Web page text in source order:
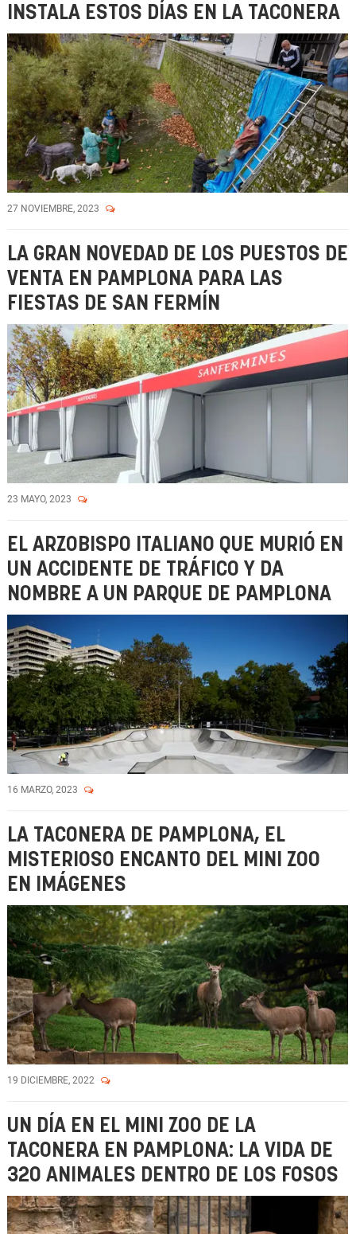
INSTALA ESTOS DÍAS EN LA TACONERA
27 NOVIEMBRE, 2023
LA GRAN NOVEDAD DE LOS PUESTOS DE
VENTA EN PAMPLONA PARA LAS
FIESTAS DE SAN FERMÍN
23 MAYO, 2023
EL ARZOBISPO ITALIANO QUE MURIÓ EN
UN ACCIDENTE DE TRÁFICO Y DA
NOMBRE A UN PARQUE DE PAMPLONA
16 MARZO, 2023
LA TACONERA DE PAMPLONA, EL
MISTERIOSO ENCANTO DEL MINI ZOO
EN IMÁGENES
19 DICIEMBRE, 2022
UN DÍA EN EL MINI ZOO DE LA
TACONERA EN PAMPLONA: LA VIDA DE
320 ANIMALES DENTRO DE LOS FOSOS